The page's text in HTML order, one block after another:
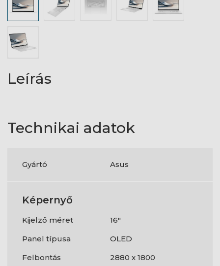
Leírás
Technikai adatok
Gyártó Asus
Képernyő
Kijelző méret
16"
Panel típusa
OLED
Felbontás
2880 x 1800